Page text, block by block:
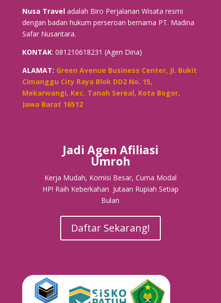
Nusa Traveladalah Biro Perjalanan Wisata resmi
dengan badan hukum perseroan bernama PT. Madina
Safar Nusantara.
KONTAK: 081210618231 (Agen Dina)
ALAMAT: Green Avenue Business Center, Jl. Bukit
Cimanggu City Raya Blok DD2 No. 15,
Mekarwangi, Kec. Tanah Sereal, Kota Bogor,
Jawa Barat 16512
Jadi Agen Afiliasi
Umroh
Kerja Mudah, Komisi Besar, Cuma Modal
HP! Raih Keberkahan Jutaan Rupiah Setiap
Bulan
Daftar Sekarang!